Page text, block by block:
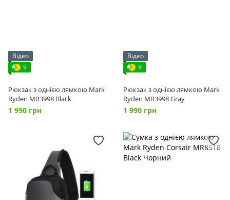
Відео
9
Рюкзак з однією лямкою Mark
Ryden MR3998 Black
1 990 грн
Відео
9
Рюкзак з однією лямкою Mark
Ryden MR3998 Gray
1 990 грн